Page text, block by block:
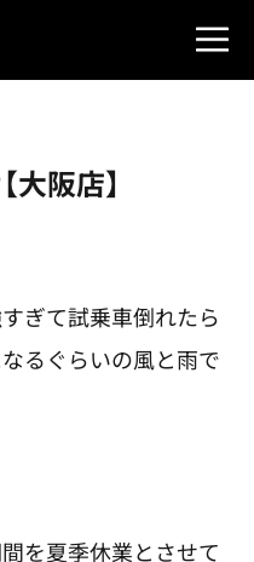
阪店】
ぎて試乗車倒れたら
るぐらいの風と雨で
を夏季休業とさせて